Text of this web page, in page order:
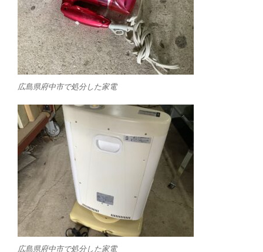
広島県府中市で処分した家電
広島県府中市で処分した家電